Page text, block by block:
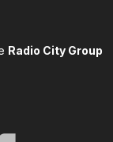
Radio City Group